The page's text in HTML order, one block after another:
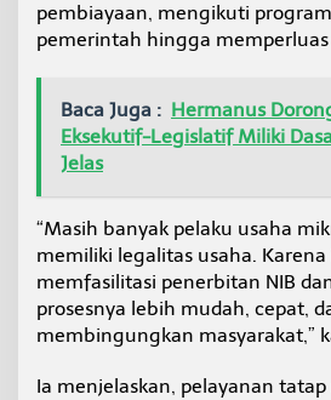
pembiayaan, mengikuti
pemerintah hingga memperluas
Baca Juga : Hermanus
Eksekutif-Legislatif Miliki
Jelas
“Masih banyak pelaku usaha
memiliki legalitas usaha.
memfasilitasi penerbitan NIB
prosesnya lebih mudah, cepat,
membingungkan masyarakat,”
Ia menjelaskan, pelayanan